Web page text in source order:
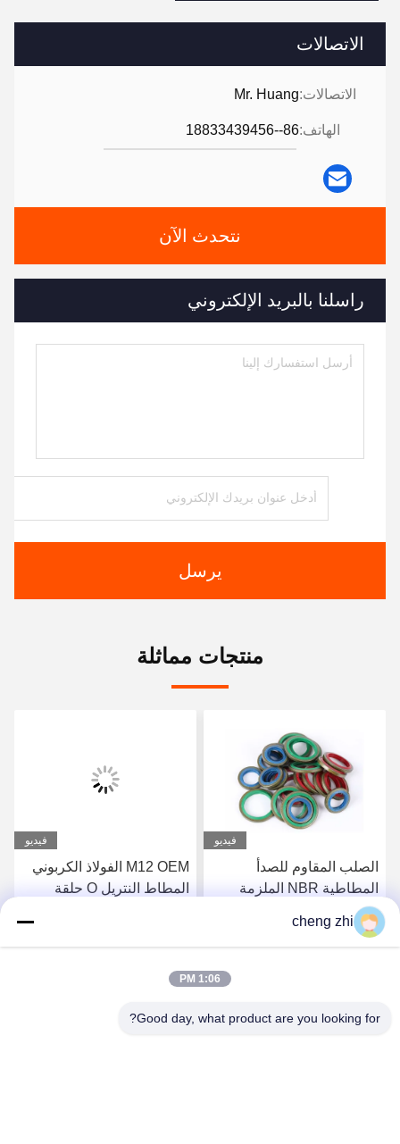
الاتصالات
الاتصالات:Mr. Huang
الهاتف:86--18833439456
نتحدث الآن
راسلنا بالبريد الإلكتروني
يرسل
منتجات مماثلة
فيديو
M12 OEM الفولاذ الكربوني
المطاط النتريل O حلقة
غسالة الختم
احصل على أفضل سعر
فيديو
مزيج من غسالات الغسيل
المسطحة NBR FKM
احصل على أفضل سعر
cheng zhi
1:06 PM
Good day, what product are you looking for?